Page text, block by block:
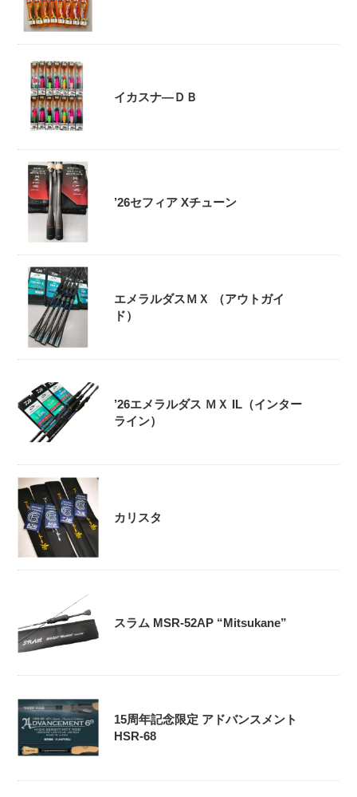
イカスナ―ＤＢ
’26セフィア Xチューン
エメラルダスＭＸ （アウトガイ
ド）
’26エメラルダス ＭＸ IL（インター
ライン）
カリスタ
スラム MSR-52AP “Mitsukane”
15周年記念限定 アドバンスメント
HSR-68